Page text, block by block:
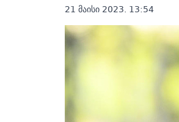
21 მაისი 2023. 13:54